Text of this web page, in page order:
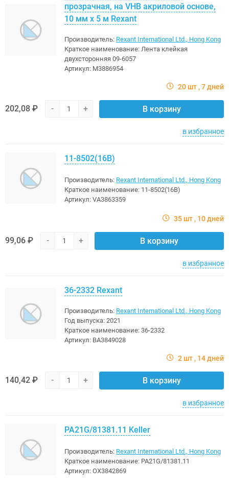
прозрачная, на VHB акриловой основе,
10 мм х 5 м Rexant
Производитель: Rexant International Ltd., Hong Kong
Краткое наименование: Лента клейкая
двухсторонняя 09-6057
Артикул: M3886954
20 шт 7 дней
202,08 ₽ - + В корзину
в избранное
11-8502(16В)
Производитель: Rexant International Ltd., Hong Kong
Краткое наименование: 11-8502(16В)
Артикул: VA3863359
35 шт 10 дней
99,06 ₽ - + В корзину
в избранное
36-2332 Rexant
Производитель: Rexant International Ltd., Hong Kong
Год выпуска: 2021
Краткое наименование: 36-2332
Артикул: BA3849028
2 шт 14 дней
140,42 ₽ - + В корзину
в избранное
PA21G/81381.11 Keller
Производитель: Rexant International Ltd., Hong Kong
Краткое наименование: PA21G/81381.11
Артикул: OX3842869